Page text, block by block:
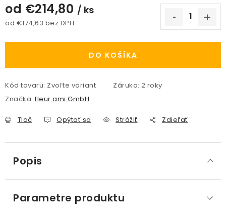
od €214,80 / ks
od €174,63 bez DPH
DO KOŠÍKA
Kód tovaru: Zvoľte variant Záruka: 2 roky
Značka:fleur ami GmbH
Tlač Opýtať sa Strážiť Zdieľať
Popis
Parametre produktu